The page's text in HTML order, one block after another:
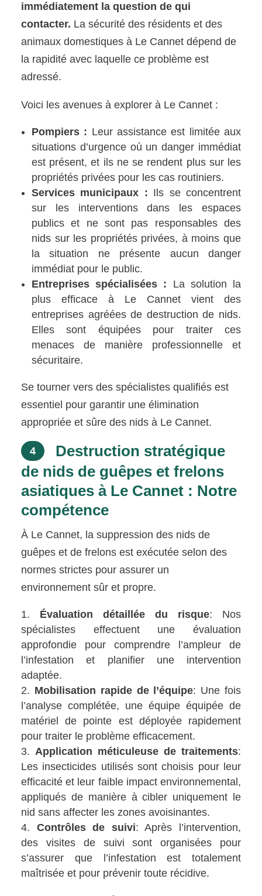
immédiatement la question de qui
contacter. La sécurité des résidents et des
animaux domestiques à Le Cannet dépend de
la rapidité avec laquelle ce problème est
adressé.
Voici les avenues à explorer à Le Cannet :
Pompiers : Leur assistance est limitée aux
situations d’urgence où un danger immédiat
est présent, et ils ne se rendent plus sur les
propriétés privées pour les cas routiniers.
Services municipaux : Ils se concentrent
sur les interventions dans les espaces
publics et ne sont pas responsables des
nids sur les propriétés privées, à moins que
la situation ne présente aucun danger
immédiat pour le public.
Entreprises spécialisées : La solution la
plus efficace à Le Cannet vient des
entreprises agréées de destruction de nids.
Elles sont équipées pour traiter ces
menaces de manière professionnelle et
sécuritaire.
Se tourner vers des spécialistes qualifiés est
essentiel pour garantir une élimination
appropriée et sûre des nids à Le Cannet.
4
Destruction stratégique
de nids de guêpes et frelons
asiatiques à Le Cannet : Notre
compétence
À Le Cannet, la suppression des nids de
guêpes et de frelons est exécutée selon des
normes strictes pour assurer un
environnement sûr et propre.
Évaluation détaillée du risque: Nos
spécialistes effectuent une évaluation
approfondie pour comprendre l’ampleur de
l’infestation et planifier une intervention
adaptée.
Mobilisation rapide de l’équipe: Une fois
l’analyse complétée, une équipe équipée de
matériel de pointe est déployée rapidement
pour traiter le problème efficacement.
Application méticuleuse de traitements:
Les insecticides utilisés sont choisis pour leur
efficacité et leur faible impact environnemental,
appliqués de manière à cibler uniquement le
nid sans affecter les zones avoisinantes.
Contrôles de suivi: Après l’intervention,
des visites de suivi sont organisées pour
s’assurer que l’infestation est totalement
maîtrisée et pour prévenir toute récidive.